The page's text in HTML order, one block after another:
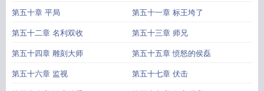
第五十章 平局 第五十一章 标王垮了
第五十二章 名利双收 第五十三章 师兄
第五十四章 雕刻大师 第五十五章 愤怒的侯磊
第五十六章 监视 第五十七章 伏击